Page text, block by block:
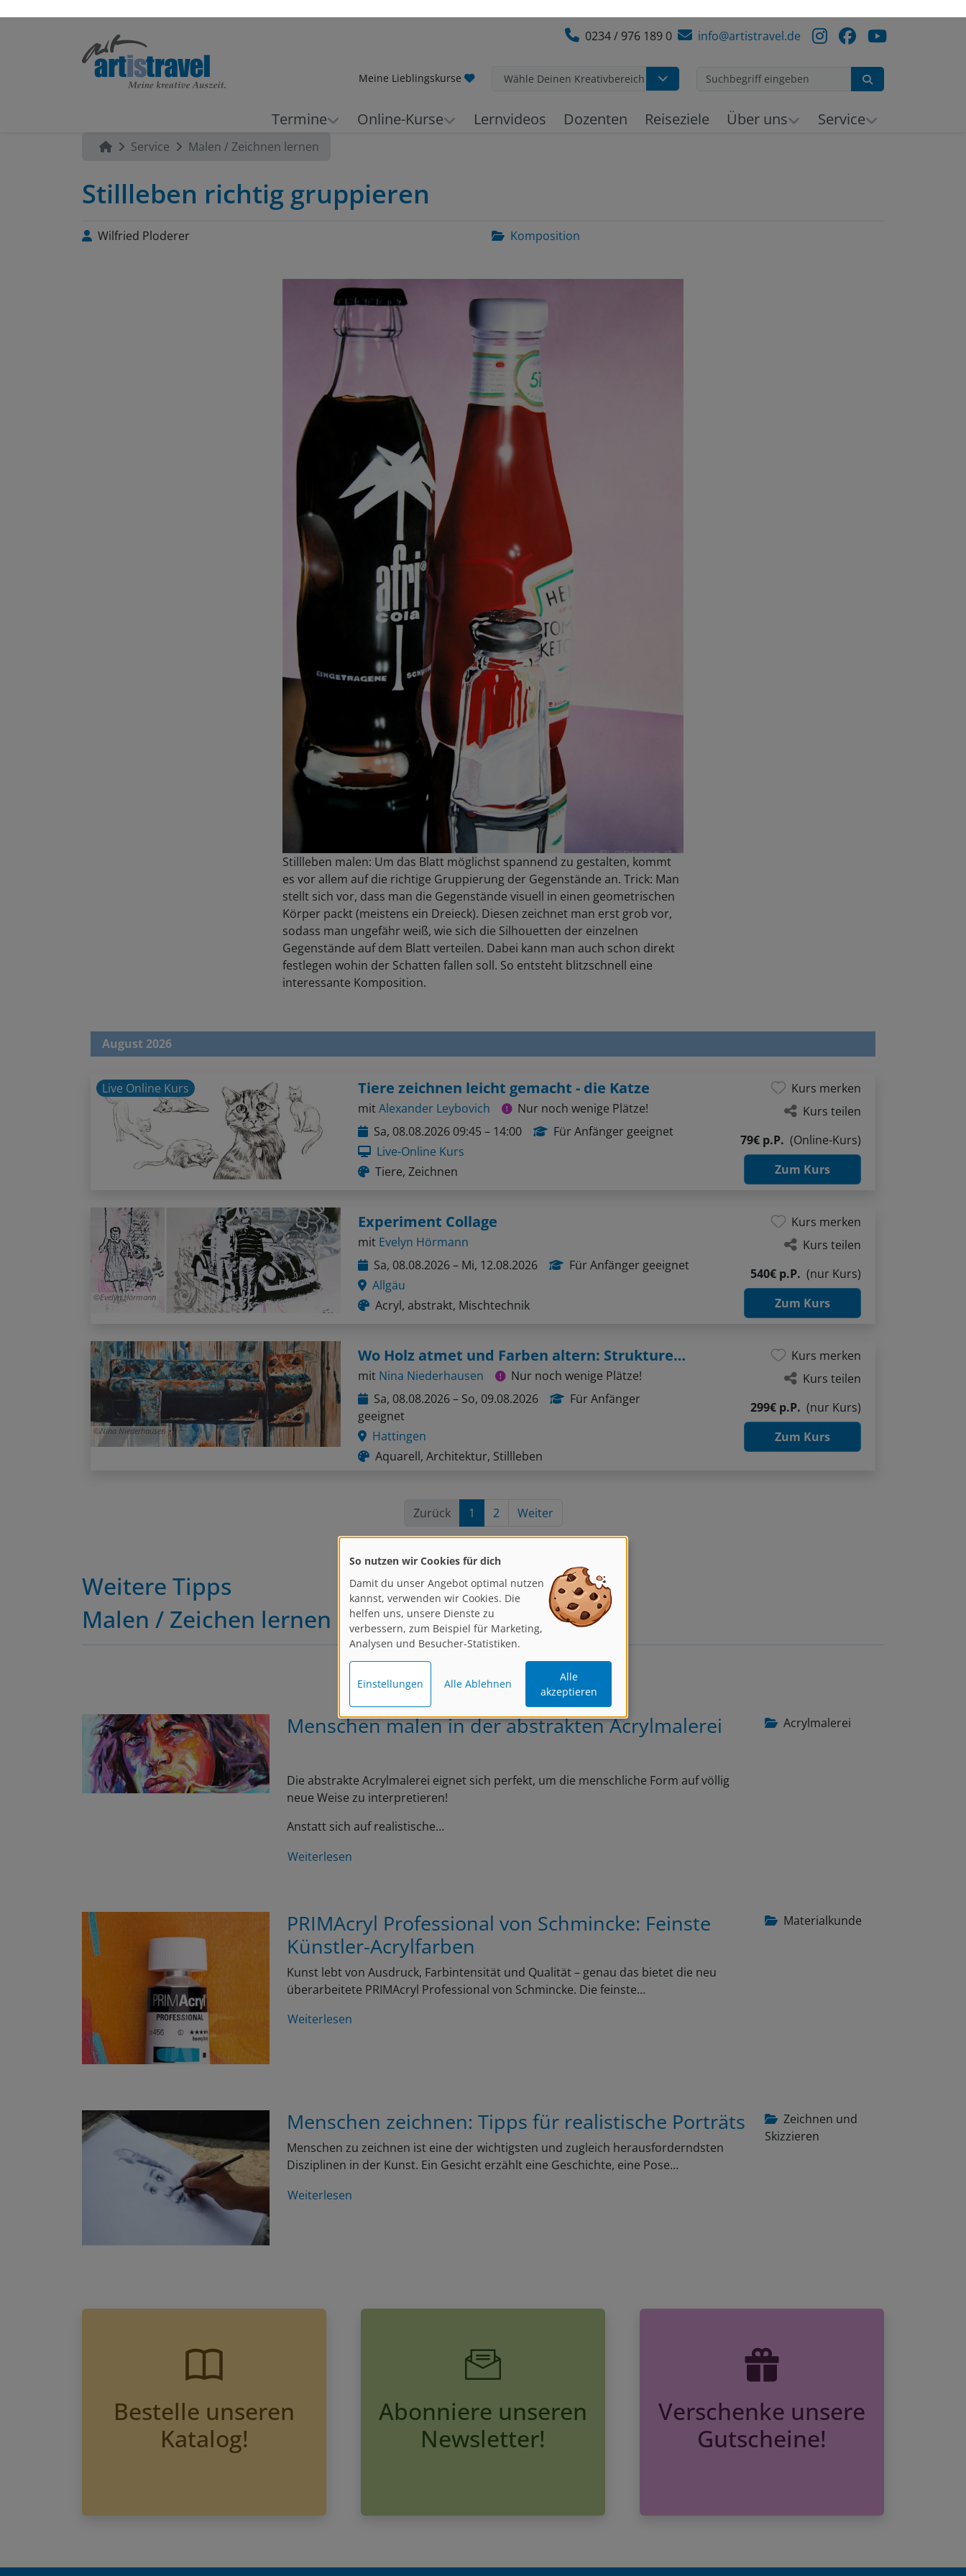
0234 / 976 189 0 info@artistravel.de
Service Malen / Zeichnen lernen
Stillleben richtig gruppieren
Wilfried Ploderer Komposition
Stillleben malen: Um das Blatt möglichst spannend zu gestalten, kommt
es vor allem auf die richtige Gruppierung der Gegenstände an. Trick: Man
stellt sich vor, dass man die Gegenstände visuell in einen geometrischen
Körper packt (meistens ein Dreieck). Diesen zeichnet man erst grob vor,
sodass man ungefähr weiß, wie sich die Silhouetten der einzelnen
Gegenstände auf dem Blatt verteilen. Dabei kann man auch schon direkt
festlegen wohin der Schatten fallen soll. So entsteht blitzschnell eine
interessante Komposition.
August 2026
Live Online Kurs Tiere zeichnen leicht gemacht - die Katze
mitAlexander Leybovich
Nur noch wenige Plätze!
Sa, 08.08.2026 09:45 – 14:00
Für Anfänger geeignet
Live-Online Kurs
Tiere, Zeichnen
Kurs merken
Kurs teilen
79€ p.P. (Online-Kurs)
Zum Kurs
Evelyn Hörmann
Experiment Collage
mit Evelyn Hörmann
Sa, 08.08.2026 – Mi, 12.08.2026
Für Anfänger geeignet
Allgäu
Acryl, abstrakt, Mischtechnik
Kurs merken
Kurs teilen
540€ p.P. (nur Kurs)
Zum Kurs
Nina Niederhausen
Wo Holz atmet und Farben altern: Strukturen im Aquarell
mit Nina Niederhausen
Nur noch wenige Plätze!
Sa, 08.08.2026 – So, 09.08.2026
Für Anfänger
geeignet
Hattingen
Aquarell, Architektur, Stillleben
Kurs merken
Kurs teilen
299€ p.P. (nur Kurs)
Zum Kurs
Zurück 1 2 Weiter
Weitere Tipps
Malen / Zeichen lernen
Acrylmalerei
Menschen malen in der abstrakten Acrylmalerei
Die abstrakte Acrylmalerei eignet sich perfekt, um die menschliche Form auf völlig
neue Weise zu interpretieren!
Anstatt sich auf realistische…
Weiterlesen
Materialkunde
PRIMAcryl Professional von Schmincke: Feinste
Künstler-Acrylfarben
Kunst lebt von Ausdruck, Farbintensität und Qualität – genau das bietet die neu
überarbeitete PRIMAcryl Professional von Schmincke. Die feinste…
Weiterlesen
Zeichnen und
Skizzieren
Menschen zeichnen: Tipps für realistische Porträts
Menschen zu zeichnen ist eine der wichtigsten und zugleich herausforderndsten
Disziplinen in der Kunst. Ein Gesicht erzählt eine Geschichte, eine Pose…
Weiterlesen
Bestelle unseren
Katalog!
Abonniere unseren
Newsletter!
Verschenke unsere
Gutscheine!
Damit du unser Angebot optimal nutzen
kannst, verwenden wir Cookies. Die
helfen uns, unsere Dienste zu
verbessern, zum Beispiel für Marketing,
Analysen und Besucher-Statistiken.
Einstellungen
Alle
akzeptieren